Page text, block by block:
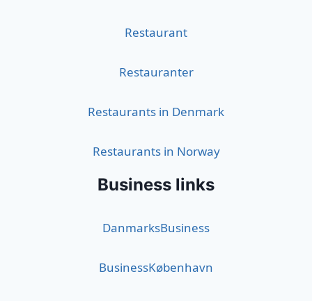
Restaurant
Restauranter
Restaurants in Denmark
Restaurants in Norway
Business links
DanmarksBusiness
BusinessKøbenhavn